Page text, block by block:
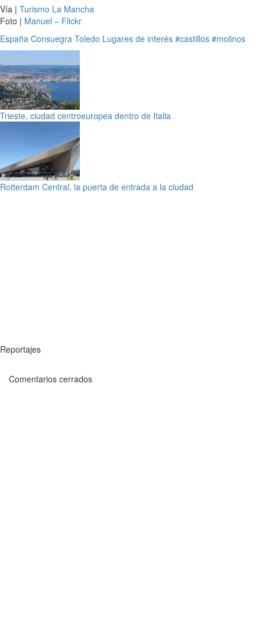
Vía | Turismo La Mancha
Foto | Manuel – Flickr
España Consuegra Toledo Lugares de interés #castillos #molinos
Trieste, ciudad centroeuropea dentro de Italia
Rotterdam Central, la puerta de entrada a la ciudad
Reportajes
Comentarios cerrados